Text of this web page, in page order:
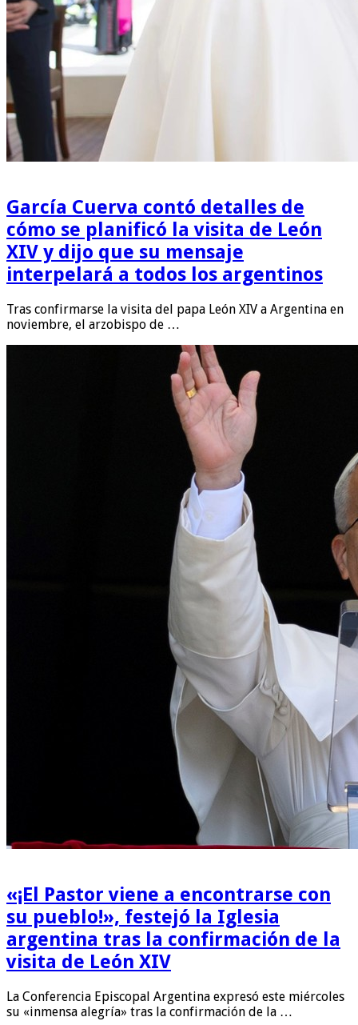
García Cuerva contó detalles de
cómo se planificó la visita de León
XIV y dijo que su mensaje
interpelará a todos los argentinos
Tras confirmarse la visita del papa León XIV a Argentina en
noviembre, el arzobispo de …
«¡El Pastor viene a encontrarse con
su pueblo!», festejó la Iglesia
argentina tras la confirmación de la
visita de León XIV
La Conferencia Episcopal Argentina expresó este miércoles
su «inmensa alegría» tras la confirmación de la …